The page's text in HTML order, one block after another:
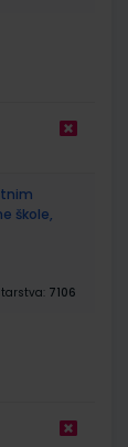
škole,
7106